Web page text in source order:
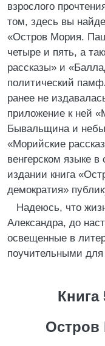
взрослого
том, здесь вы
«Остров Мория.
четыре и пять, а
рассказы» и
политический
ранее не
приложение к ней
Бывальщина и
«Морийские
венгерском языке
издании книга
демократия»
Надеюсь, что
Александра, до
освещенные в
поучительными
Книга
Остров